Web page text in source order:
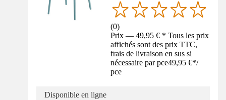
(0)
Prix — 49,95 € * Tous les prix
affichés sont des prix TTC,
frais de livraison en sus si
nécessaire par pce49,95 €*/
pce
Disponible en ligne